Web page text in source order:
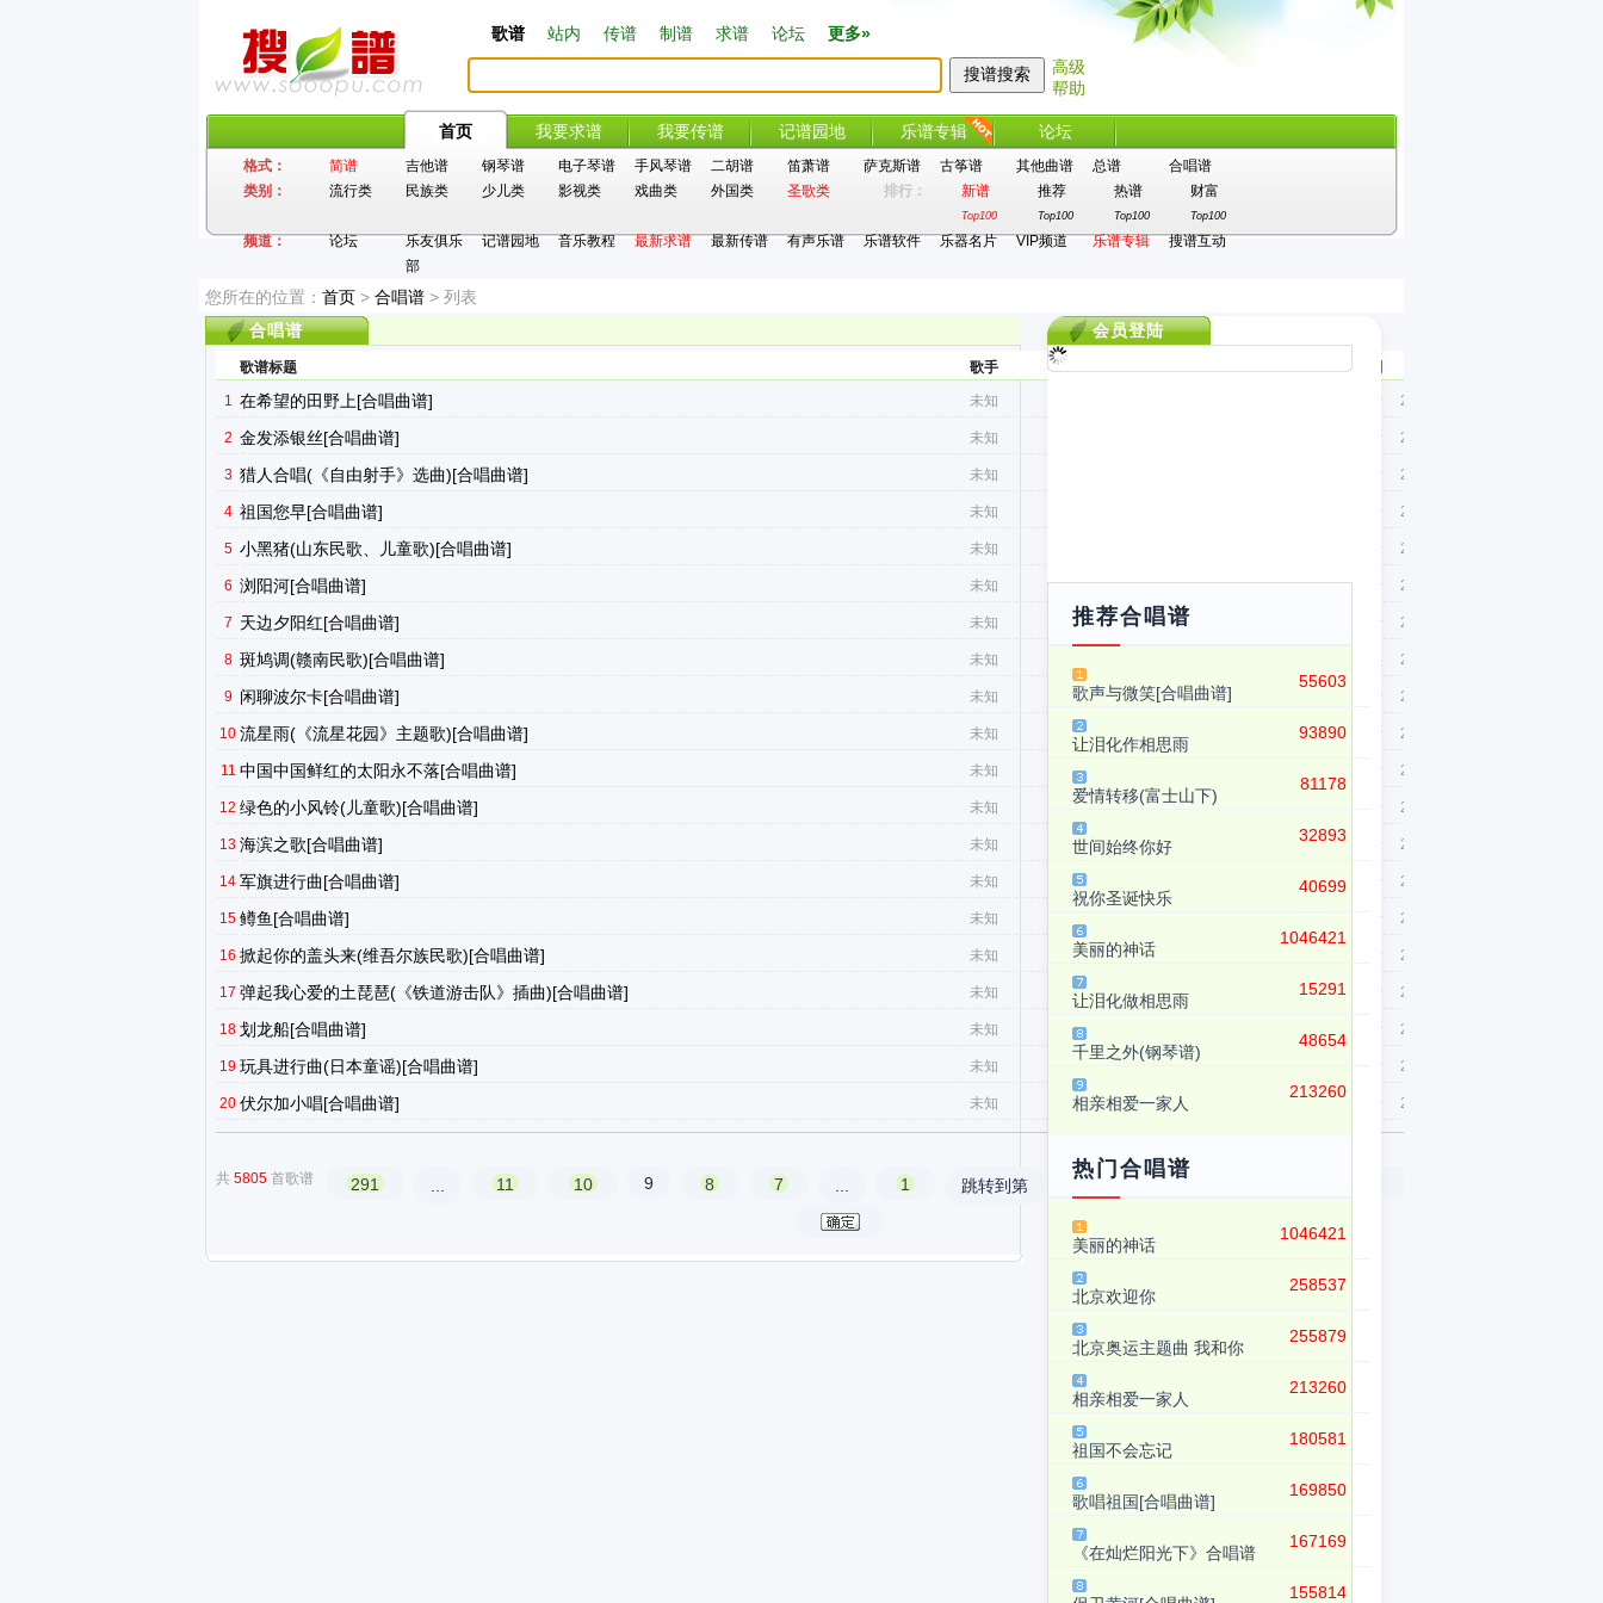
歌谱 站内 传谱 制谱 求谱 论坛
更多»
高级
帮助
首页 我要求谱 我要传谱 记谱园地 乐谱专辑 论坛
格式： 简谱 吉他谱 钢琴谱 电子琴谱 手风琴谱 二胡谱 笛萧谱 萨克斯谱 古筝谱 其他曲谱 总谱
合唱谱
类别：
流行类 民族类 少儿类 影视类 戏曲类 外国类 圣歌类 排行： 新谱
Top100
推荐
Top100
热谱
Top100
财富
Top100
频道： 论坛
乐友俱乐
部
记谱园地 音乐教程 最新求谱 最新传谱 有声乐谱 乐谱软件 乐器名片 VIP频道 乐谱专辑 搜谱互动
您所在的位置： 首页 > 合唱谱 > 列表
合唱谱
歌谱标题 歌手 上传者 试听 下载 收藏 格式
1 在希望的田野上[合唱曲谱] 未知 流行 2007-3-23
2 金发添银丝[合唱曲谱] 未知 流行 2007-3-23
3 猎人合唱(《自由射手》选曲)[合唱曲谱] 未知 流行 2007-3-23
4 祖国您早[合唱曲谱] 未知 流行 2007-3-23
5 小黑猪(山东民歌、儿童歌)[合唱曲谱] 未知 流行 2007-3-23
6 浏阳河[合唱曲谱] 未知 admins 简谱 流行 2007-3-23
7 天边夕阳红[合唱曲谱] 未知 admins 流行 2007-3-23
8 斑鸠调(赣南民歌)[合唱曲谱] 未知 民族 2007-3-23
9 闲聊波尔卡[合唱曲谱] 未知 伯海通盗 流行 2007-3-23
10 流星雨(《流星花园》主题歌)[合唱曲谱] 未知 admins 简谱 流行 2007-3-23
11 中国中国鲜红的太阳永不落[合唱曲谱] 未知 伯海通盗 流行 2007-3-23
12 绿色的小风铃(儿童歌)[合唱曲谱] 未知 admins 流行 2007-3-23
13 海滨之歌[合唱曲谱] 未知 admins 简谱 流行 2007-3-23
14 军旗进行曲[合唱曲谱] 未知 admins 简谱 流行 2007-3-23
15 鳟鱼[合唱曲谱] 未知 流行 2007-3-23
16 掀起你的盖头来(维吾尔族民歌)[合唱曲谱] 未知 伯海通盗 流行 2007-3-23
17 弹起我心爱的土琵琶(《铁道游击队》插曲)[合唱曲谱] 未知 admins 简谱 流行 2007-3-23
18 划龙船[合唱曲谱] 未知 admins 流行 2007-3-23
19 玩具进行曲(日本童谣)[合唱曲谱] 未知 流行 2007-3-23
20 伏尔加小唱[合唱曲谱] 未知 admins 流行 2007-3-23
共 5805 首歌谱 291 11 10 9 8 7 1 跳转到第 页
会员登陆
推荐合唱谱
55603
歌声与微笑[合唱曲谱]
93890
让泪化作相思雨
81178
爱情转移(富士山下)
32893
世间始终你好
40699
祝你圣诞快乐
1046421
美丽的神话
15291
让泪化做相思雨
48654
千里之外(钢琴谱)
213260
相亲相爱一家人
热门合唱谱
1046421
美丽的神话
258537
北京欢迎你
255879
北京奥运主题曲 我和你
213260
相亲相爱一家人
180581
祖国不会忘记
169850
歌唱祖国[合唱曲谱]
167169
《在灿烂阳光下》合唱谱
155814